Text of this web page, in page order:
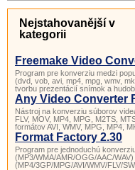
Nejstahovanější v
kategorii
Freemake Video
Program pre konverziu medzi
(dvd, vob, avi, mp4, mpg, wmv,
tvorbu prezentácií snímok a
Any Video Converter
Nástroj na konverziu súborov
FLV, MOV, MP4, MPG, M2TS,
formátov AVI, WMV, MPG, MP4,
Format Factory 2.30
Program pre jednoduchú
(MP3/WMA/AMR/OGG/AAC/
(MP4/3GP/MPG/AVI/WMV/FLV/